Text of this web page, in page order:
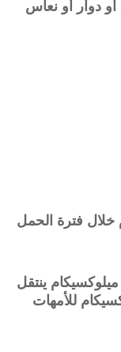
دوار أو نعاس
خلال فترة الحمل
ينتقل
للأمهات